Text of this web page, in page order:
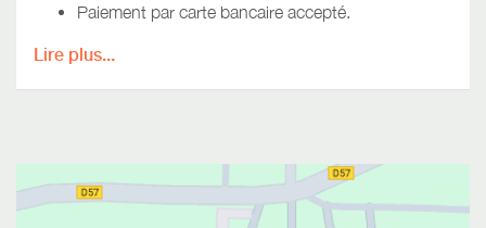
Paiement par carte bancaire accepté.
Lire plus...